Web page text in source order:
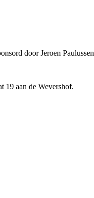
door Jeroen
19 aan de Wevershof.